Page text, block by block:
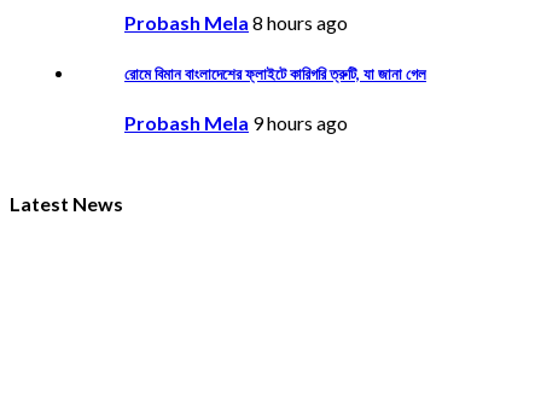
Probash Mela 8 hours ago
রোমে বিমান বাংলাদেশের ফ্লাইটে কারিগরি ত্রুটি, যা জানা গেল
Probash Mela 9 hours ago
Latest News